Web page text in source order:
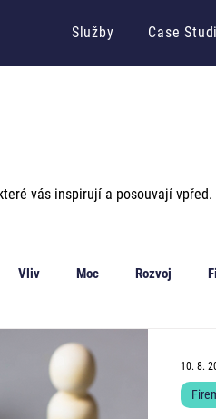
Služby Case
vás inspirují a posouvají
Vliv Moc Rozvoj
Leadership
10. 8.